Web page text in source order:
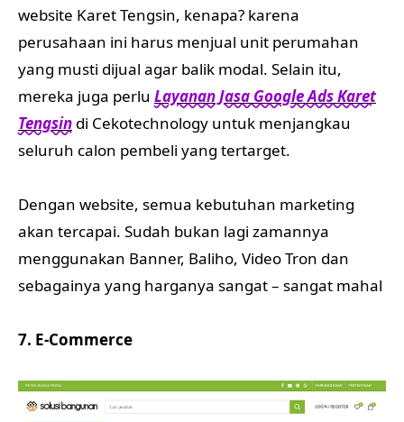
website Karet Tengsin, kenapa? karena
perusahaan ini harus menjual unit perumahan
yang musti dijual agar balik modal. Selain itu,
mereka juga perlu Layanan Jasa Google Ads Karet
Tengsin di Cekotechnology untuk menjangkau
seluruh calon pembeli yang tertarget.
Dengan website, semua kebutuhan marketing
akan tercapai. Sudah bukan lagi zamannya
menggunakan Banner, Baliho, Video Tron dan
sebagainya yang harganya sangat – sangat mahal
7. E-Commerce